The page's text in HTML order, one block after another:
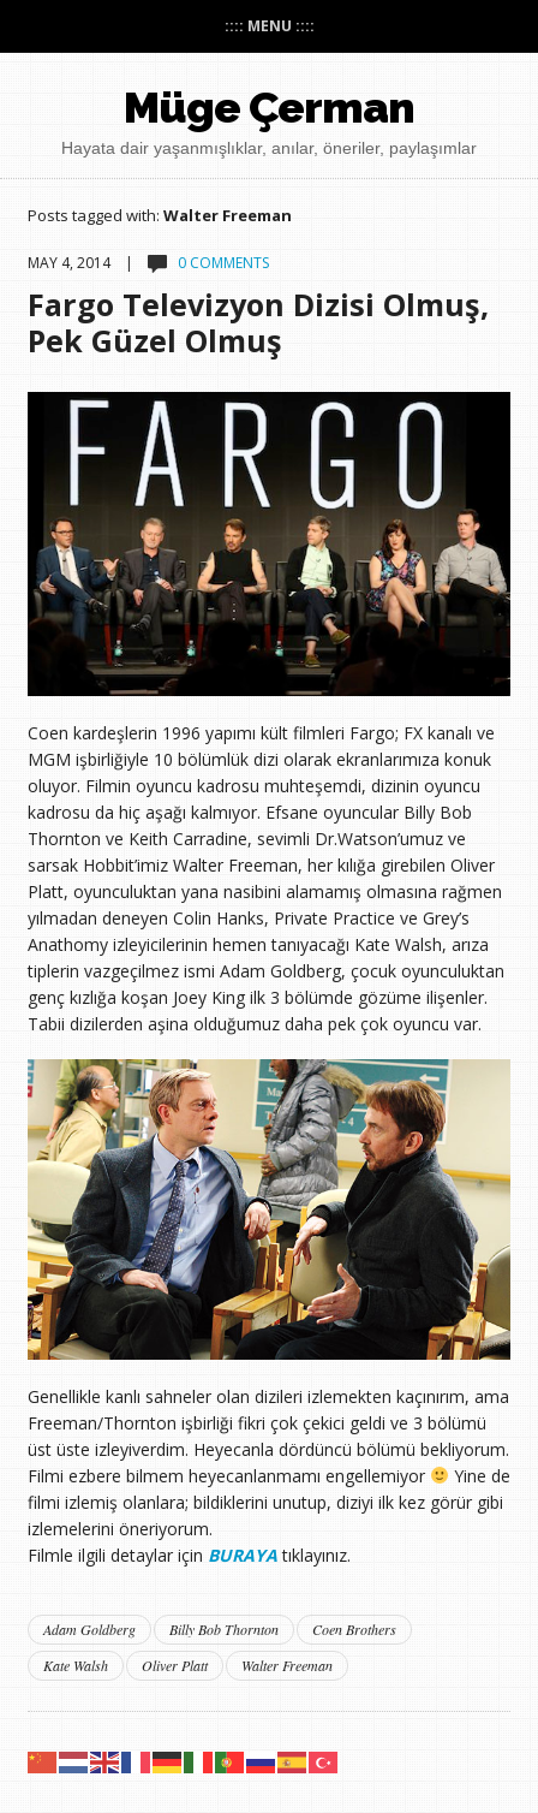
:::: MENU ::::
Müge Çerman
Hayata dair yaşanmışlıklar, anılar, öneriler, paylaşımlar
Posts tagged with: Walter Freeman
MAY 4, 2014 | 0 COMMENTS
Fargo Televizyon Dizisi Olmuş,
Pek Güzel Olmuş
Coen kardeşlerin 1996 yapımı kült filmleri Fargo; FX kanalı ve
MGM işbirliğiyle 10 bölümlük dizi olarak ekranlarımıza konuk
oluyor. Filmin oyuncu kadrosu muhteşemdi, dizinin oyuncu
kadrosu da hiç aşağı kalmıyor. Efsane oyuncular Billy Bob
Thornton ve Keith Carradine, sevimli Dr.Watson’umuz ve
sarsak Hobbit’imiz Walter Freeman, her kılığa girebilen Oliver
Platt, oyunculuktan yana nasibini alamamış olmasına rağmen
yılmadan deneyen Colin Hanks, Private Practice ve Grey’s
Anathomy izleyicilerinin hemen tanıyacağı Kate Walsh, arıza
tiplerin vazgeçilmez ismi Adam Goldberg, çocuk oyunculuktan
genç kızlığa koşan Joey King ilk 3 bölümde gözüme ilişenler.
Tabii dizilerden aşina olduğumuz daha pek çok oyuncu var.
Genellikle kanlı sahneler olan dizileri izlemekten kaçınırım, ama
Freeman/Thornton işbirliği fikri çok çekici geldi ve 3 bölümü
üst üste izleyiverdim. Heyecanla dördüncü bölümü bekliyorum.
Filmi ezbere bilmem heyecanlanmamı engellemiyor
Yine de
filmi izlemiş olanlara; bildiklerini unutup, diziyi ilk kez görür gibi
izlemelerini öneriyorum.
Filmle ilgili detaylar için BURAYAtıklayınız.
Adam Goldberg Billy Bob Thornton
Coen Brothers
Kate Walsh
Oliver Platt Walter Freeman